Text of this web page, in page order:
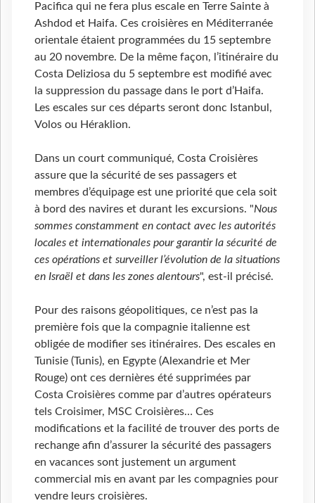
Pacifica qui ne fera plus escale en Terre Sainte à
Ashdod et Haifa. Ces croisières en Méditerranée
orientale étaient programmées du 15 septembre
au 20 novembre. De la même façon, l’itinéraire du
Costa Deliziosa du 5 septembre est modifié avec
la suppression du passage dans le port d’Haifa.
Les escales sur ces départs seront donc Istanbul,
Volos ou Héraklion.
Dans un court communiqué, Costa Croisières
assure que la sécurité de ses passagers et
membres d’équipage est une priorité que cela soit
à bord des navires et durant les excursions. "Nous
sommes constamment en contact avec les autorités
locales et internationales pour garantir la sécurité de
ces opérations et surveiller l’évolution de la situations
en Israël et dans les zones alentours", est-il précisé.
Pour des raisons géopolitiques, ce n’est pas la
première fois que la compagnie italienne est
obligée de modifier ses itinéraires. Des escales en
Tunisie (Tunis), en Egypte (Alexandrie et Mer
Rouge) ont ces dernières été supprimées par
Costa Croisières comme par d’autres opérateurs
tels Croisimer, MSC Croisières… Ces
modifications et la facilité de trouver des ports de
rechange afin d’assurer la sécurité des passagers
en vacances sont justement un argument
commercial mis en avant par les compagnies pour
vendre leurs croisières.